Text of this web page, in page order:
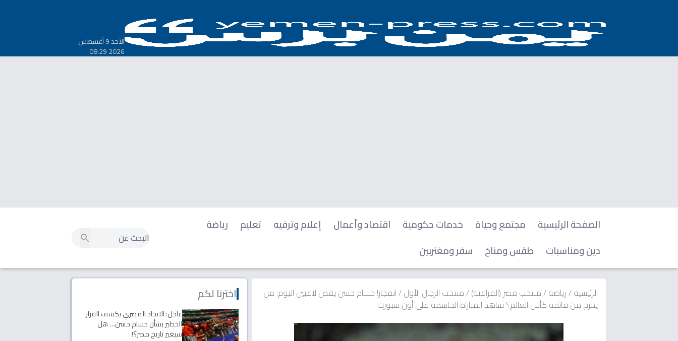
الأحد 9 أغسطس
2026 08:29
الصفحة الرئيسية مجتمع وحياة خدمات حكومية اقتصاد وأعمال إعلام وترفيه تعليم
رياضة
دين ومناسبات
طقس ومناخ سفر ومغتربين
الرئيسية/رياضة/منتخب مصر (الفراعنة)/منتخب الرجال الأول/انفجار! حسام حسن يقص لاعبين اليوم: من
يخرج من قائمة كأس العالم؟ شاهد المباراة الحاسمة على أون سبورت
اخترنا لكم
عاجل: الاتحاد المصري يكشف القرار
الخطير بشأن حسام حسن… هل
سيغير تاريخ مصر؟!